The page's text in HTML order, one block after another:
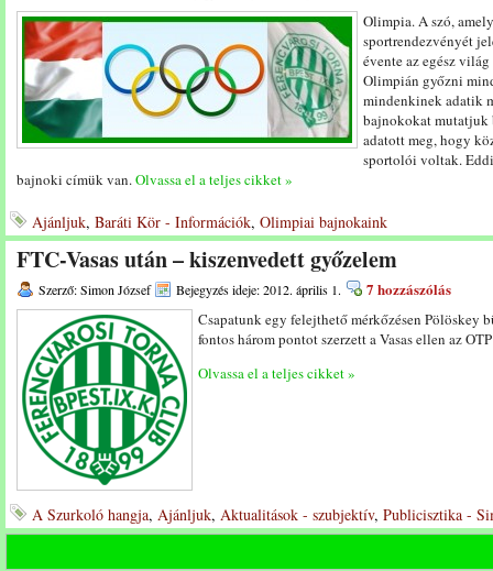
Olimpia. A szó,
sportrendezvényét
évente az egész
Olimpián győzni
mindenkinek adatik
bajnokokat mutatjuk
adatott meg, hogy
sportolói voltak.
bajnoki címük van.Olvassa el a teljes cikket »
Ajánljuk, Baráti Kör - Információk, Olimpiai bajnokaink
FTC-Vasas után – kiszenvedett győzelem
Szerző: Simon József Bejegyzés ideje: 2012. április 1. 7 hozzászólás
Csapatunk egy felejthető mérkőzésen Pölöskey
fontos három pontot szerzett a Vasas ellen az
Olvassa el a teljes cikket »
A Szurkoló hangja, Ajánljuk, Aktualitások - szubjektív, Publicisztika -